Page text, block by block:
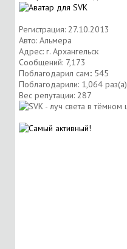
Регистрация: 27.10.2013
Авто: Альмера
Адрес: г. Архангельск
Сообщений: 7,173
Поблагодарил сам:: 545
Поблагодарили: 1,064 раз(а)
Вес репутации: 287